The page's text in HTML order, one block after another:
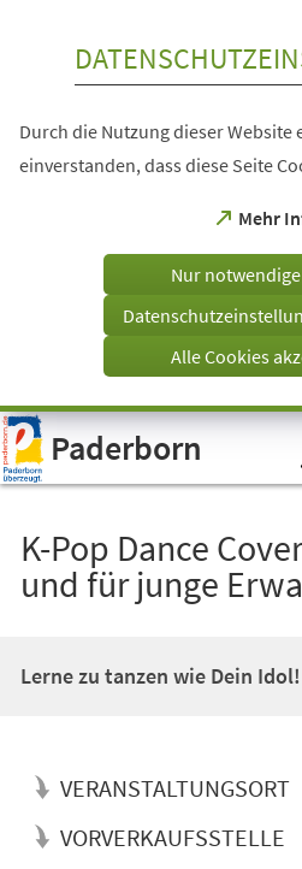
Visuelle
Assistenzsoftware
öffnen.
Durch die Nutzung dieser Website
einverstanden, dass diese Seite
Mehr
(Öffnet
einem
Tab)
Nur
Alle Cookies
Paderborn
K-Pop Dance
und für junge
Lerne zu tanzen wie Dein Idol!
VERANSTALTUNGSORT
VORVERKAUFSSTELLE